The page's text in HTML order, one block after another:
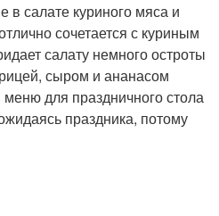
в салате куриного мяса и
сочетается с куриным
салату немного остроты
сыром и ананасом
для праздничного стола
праздника, потому